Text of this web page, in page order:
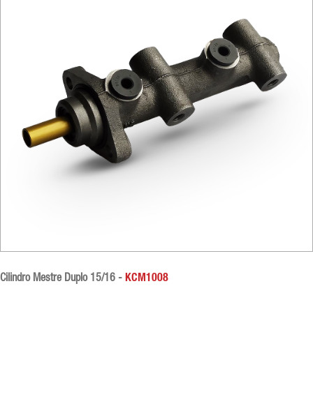
Cilindro Mestre Duplo 15/16 - KCM1008